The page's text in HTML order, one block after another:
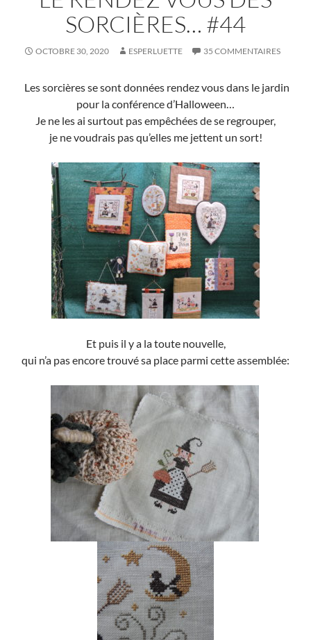
SORCIÈRES… #44
OCTOBRE 30, 2020 ESPERLUETTE 35 COMMENTAIRES
Les sorcières se sont données rendez vous dans le jardin
pour la conférence d’Halloween…
Je ne les ai surtout pas empêchées de se regrouper,
je ne voudrais pas qu’elles me jettent un sort!
Et puis il y a la toute nouvelle,
qui n’a pas encore trouvé sa place parmi cette assemblée: